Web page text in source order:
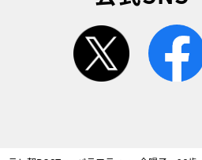
twitter